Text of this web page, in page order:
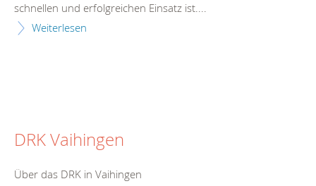
schnellen und erfolgreichen Einsatz ist....
Weiterlesen
DRK Vaihingen
Über das DRK in Vaihingen